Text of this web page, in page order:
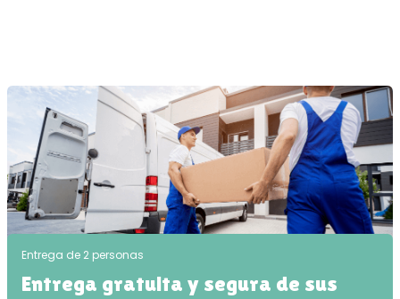
Entrega de 2 personas
Entrega gratuita y segura de sus